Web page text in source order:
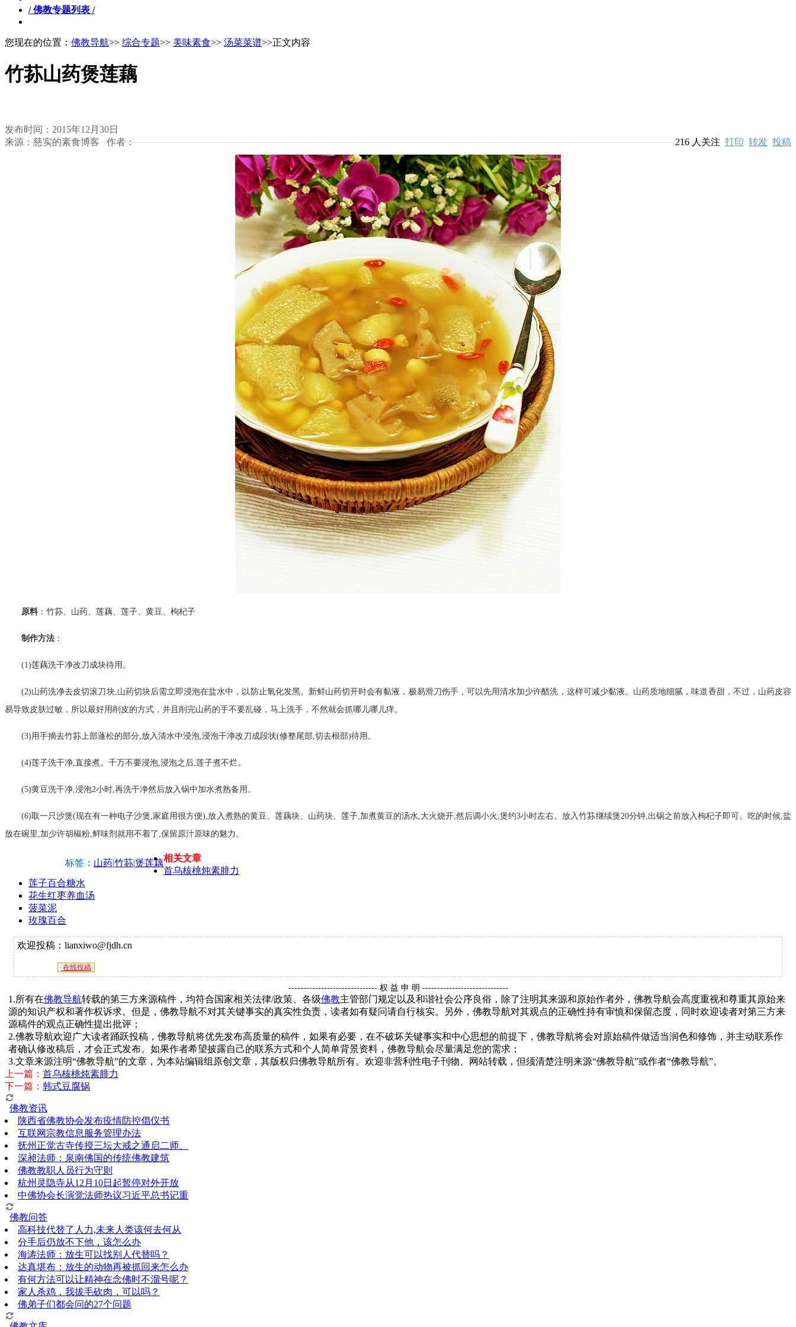
/ 佛教专题列表 /
您现在的位置： 佛教导航>> 综合专题>> 美味素食>> 汤菜菜谱>>正文内容
竹荪山药煲莲藕
发布时间：2015年12月30日
来源：慈实的素食博客 作者：
216人关注 打印 转发 投稿
原料 ：竹荪、山药、莲藕、莲子、黄豆、枸杞子
制作方法 ：
(1)莲藕洗干净改刀成块待用。
(2)山药洗净去皮切滚刀块,山药切块后需立即浸泡在盐水中，以防止氧化发黑。新鲜山药切开时会有黏液，极易滑刀伤手，可以先用清水加少许醋洗，这样可减少黏液。山药质地细腻，味道香甜，不过，山药皮容
易导致皮肤过敏，所以最好用削皮的方式，并且削完山药的手不要乱碰，马上洗手，不然就会抓哪儿哪儿痒。
(3)用手摘去竹荪上部蓬松的部分,放入清水中浸泡,浸泡干净改刀成段状(修整尾部,切去根部)待用。
(4)莲子洗干净,直接煮。千万不要浸泡,浸泡之后,莲子煮不烂。
(5)黄豆洗干净,浸泡2小时,再洗干净然后放入锅中加水煮熟备用。
(6)取一只沙煲(现在有一种电子沙煲,家庭用很方便),放入煮熟的黄豆、莲藕块、山药块、莲子,加煮黄豆的汤水,大火烧开,然后调小火,煲约3小时左右。放入竹荪继续煲20分钟,出锅之前放入枸杞子即可。吃的时候,盐
放在碗里,加少许胡椒粉,鲜味剂就用不着了,保留原汁原味的魅力。
标签： 山药|竹荪|煲莲藕相关文章
首乌核桃炖素腓力
莲子百合糖水
花生红枣养血汤
菠菜泥
玫瑰百合
欢迎投稿：lianxiwo@fjdh.cn
在线投稿
------------------------------ 权 益 申 明 -----------------------------
1.所有在佛教导航转载的第三方来源稿件，均符合国家相关法律/政策、各级佛教主管部门规定以及和谐社会公序良俗，除了注明其来源和原始作者外，佛教导航会高度重视和尊重其原始来
源的知识产权和著作权诉求。但是，佛教导航不对其关键事实的真实性负责，读者如有疑问请自行核实。另外，佛教导航对其观点的正确性持有审慎和保留态度，同时欢迎读者对第三方来
源稿件的观点正确性提出批评；
2.佛教导航欢迎广大读者踊跃投稿，佛教导航将优先发布高质量的稿件，如果有必要，在不破坏关键事实和中心思想的前提下，佛教导航将会对原始稿件做适当润色和修饰，并主动联系作
者确认修改稿后，才会正式发布。如果作者希望披露自己的联系方式和个人简单背景资料，佛教导航会尽量满足您的需求；
3.文章来源注明“佛教导航”的文章，为本站编辑组原创文章，其版权归佛教导航所有。欢迎非营利性电子刊物、网站转载，但须清楚注明来源“佛教导航”或作者“佛教导航”。
上一篇： 首乌核桃炖素腓力
下一篇： 韩式豆腐锅
佛教资讯
陕西省佛教协会发布疫情防控倡仪书
互联网宗教信息服务管理办法
抚州正觉古寺传授三坛大戒之通启二师、
深昶法师：泉南佛国的传统佛教建筑
佛教教职人员行为守则
杭州灵隐寺从12月10日起暂停对外开放
中佛协会长演觉法师热议习近平总书记重
佛教问答
高科技代替了人力,未来人类该何去何从
分手后仍放不下他，该怎么办
海涛法师：放生可以找别人代替吗？
达真堪布：放生的动物再被抓回来怎么办
有何方法可以让精神在念佛时不溜号呢？
家人杀鸡，我拔毛砍肉，可以吗？
佛弟子们都会问的27个问题